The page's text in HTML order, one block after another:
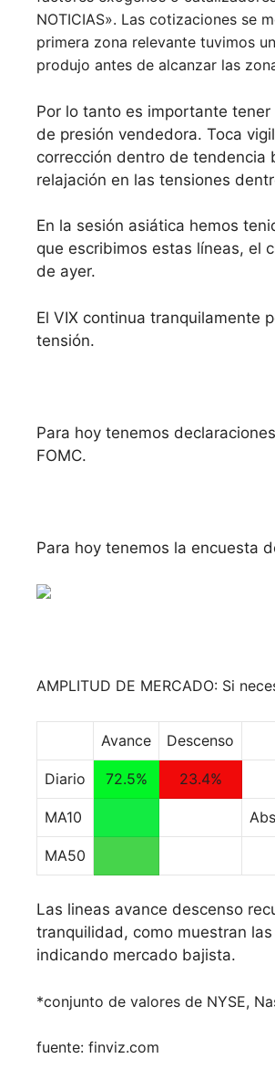
NOTICIAS». Las cotizaciones se
primera zona relevante tuvimos
produjo antes de alcanzar las
Por lo tanto es importante
de presión vendedora. Toca
corrección dentro de tendencia
relajación en las tensiones
En la sesión asiática hemos
que escribimos estas líneas, el
de ayer.
El VIX continua tranquilamente
tensión.
Para hoy tenemos
FOMC.
Para hoy tenemos la encuesta
AMPLITUD DE MERCADO: Si
Avance Descenso
Diario 72.5% 23.4%
MA10
MA50
Las lineas avance descenso
tranquilidad, como muestran
indicando mercado bajista.
*conjunto de valores de NYSE,
fuente: finviz.com